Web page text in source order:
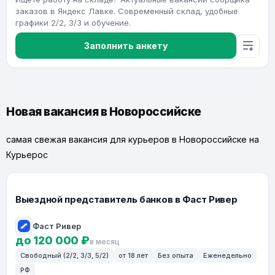
заказов в Яндекс Лавке. Современный склад, удобные
графики 2/2, 3/3 и обучение.
Заполнить анкету
Новая вакансия в Новороссийске
самая свежая вакансия для курьеров в Новороссийске на
Курьерос
Выездной представитель банков в Фаст Ривер
Фаст Ривер
до 120 000 ₽в месяц
Свободный (2/2, 3/3, 5/2) от 18 лет Без опыта
Еженедельно
РФ